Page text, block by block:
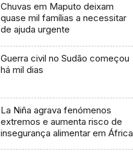
Chuvas em Maputo deixam
quase mil famílias a necessitar
de ajuda urgente
Guerra civil no Sudão começou
há mil dias
La Niña agrava fenómenos
extremos e aumenta risco de
insegurança alimentar em África